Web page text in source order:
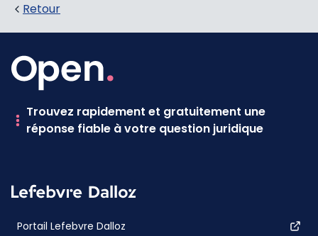
Retour
Trouvez rapidement et gratuitement une
réponse fiable à votre question juridique
Portail Lefebvre Dalloz